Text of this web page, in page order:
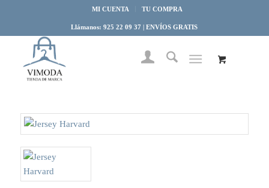
MI CUENTA TU COMPRA
Llámanos: 925 22 09 37 | ENVÍOS GRATIS